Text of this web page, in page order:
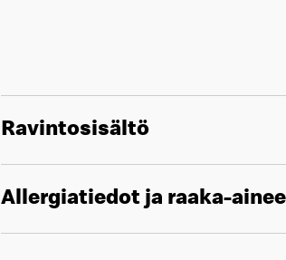
Ravintosisältö
Allergiatiedot ja raaka-